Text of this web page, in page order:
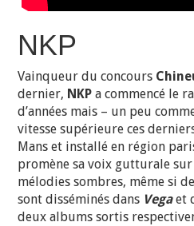
NKP
Vainqueur du concours
dernier, NKP a commencé le
d’années mais – un peu
vitesse supérieure ces
Mans et installé en région
promène sa voix gutturale
mélodies sombres, même si
sont disséminés dans Vegaet
deux albums sortis